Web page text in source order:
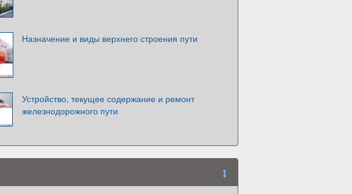
Назначение и виды верхнего строения пути
Устройство, текущее содержание и ремонт
железнодорожного пути